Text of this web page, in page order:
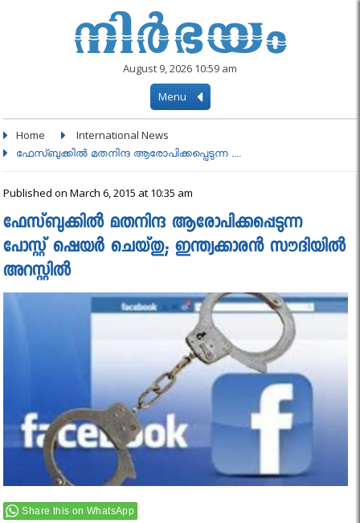
August 9, 2026 10:59 am
Menu
Home International News
ഫേസ്ബുക്കില്‍ മതനിന്ദ ആരോപിക്കപ്പെടുന്ന ....
Published on March 6, 2015 at 10:35 am
ഫേസ്ബുക്കില്‍ മതനിന്ദ ആരോപിക്കപ്പെടുന്ന
പോസ്റ്റ് ഷെയര്‍ ചെയ്തു; ഇന്ത്യക്കാരന്‍ സൗദിയില്‍
അറസ്റ്റില്‍
Share this on WhatsApp